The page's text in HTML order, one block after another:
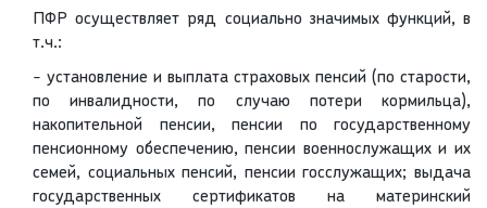
ПФР осуществляет ряд социально значимых функций, в
т.ч.:
- установление и выплата страховых пенсий (по старости,
по инвалидности, по случаю потери кормильца),
накопительной пенсии, пенсии по государственному
пенсионному обеспечению, пенсии военнослужащих и их
семей, социальных пенсий, пенсии госслужащих; выдача
государственных сертификатов на материнский